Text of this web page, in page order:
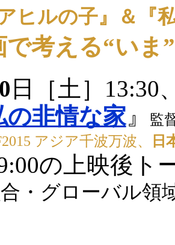
ヒルの子』＆『
で考える“いま
日［土］13:30
の非情な家』
監
アジア千波万波、
日
の上映後ト
・グローバル領